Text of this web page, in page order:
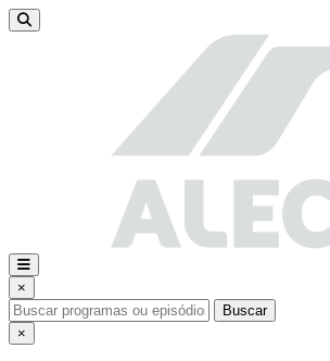
×
Buscar
×